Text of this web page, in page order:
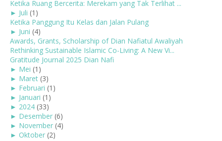
Ketika Ruang Bercerita: Merekam yang Tak Terlihat ...
► Juli (1)
Ketika Panggung Itu Kelas dan Jalan Pulang
► Juni (4)
Awards, Grants, Scholarship of Dian Nafiatul Awaliyah
Rethinking Sustainable Islamic Co-Living: A New Vi...
Gratitude Journal 2025 Dian Nafi
► Mei (1)
► Maret (3)
► Februari (1)
► Januari (1)
► 2024 (33)
► Desember (6)
► November (4)
► Oktober (2)